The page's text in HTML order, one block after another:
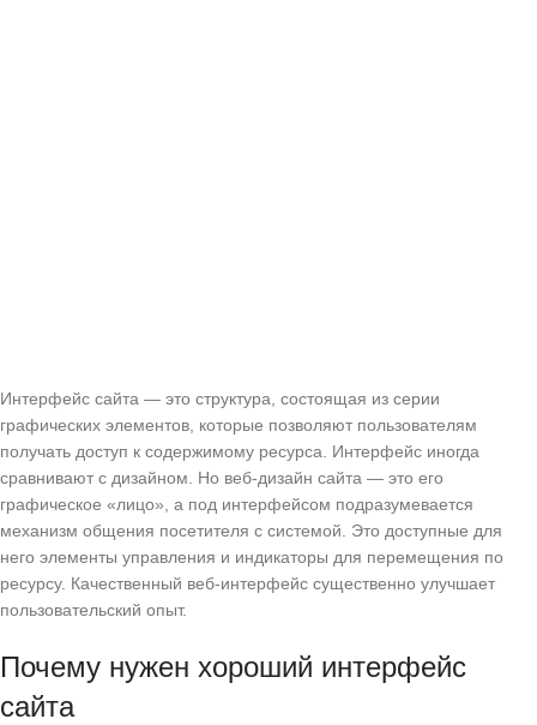
Интерфейс сайта — это структура, состоящая из серии
графических элементов, которые позволяют пользователям
получать доступ к содержимому ресурса. Интерфейс иногда
сравнивают с дизайном. Но веб-дизайн сайта — это его
графическое «лицо», а под интерфейсом подразумевается
механизм общения посетителя с системой. Это доступные для
него элементы управления и индикаторы для перемещения по
ресурсу. Качественный веб-интерфейс существенно улучшает
пользовательский опыт.
Почему нужен хороший интерфейс
сайта